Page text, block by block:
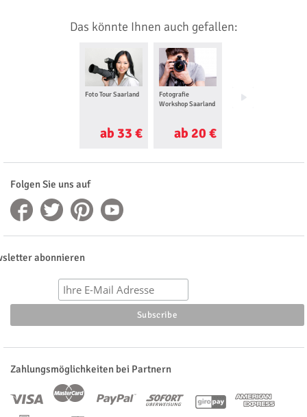
Das könnte Ihnen auch gefallen:
Foto Tour Saarland
ab 33 €
Fotografie
Workshop Saarland
ab 20 €
Foto Love Story für
Folgen Sie uns auf
abonnieren
Zahlungsmöglichkeiten bei Partnern